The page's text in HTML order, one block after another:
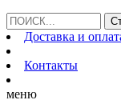
Доставка и
Контакты
меню